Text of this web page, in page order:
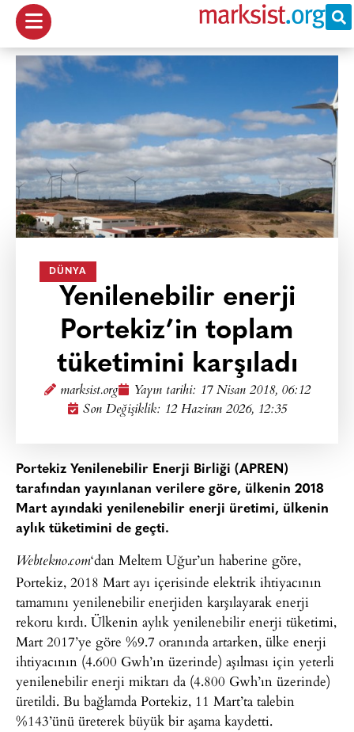
DÜNYA
Yenilenebilir enerji
Portekiz’in toplam
tüketimini karşıladı
marksist.org Yayın tarihi: 17 Nisan 2018, 06:12
Son Değişiklik: 12 Haziran 2026, 12:35
Portekiz Yenilenebilir Enerji Birliği (APREN)
tarafından yayınlanan verilere göre, ülkenin 2018
Mart ayındaki yenilenebilir enerji üretimi, ülkenin
aylık tüketimini de geçti.
Webtekno.com‘dan Meltem Uğur’un haberine göre,
Portekiz, 2018 Mart ayı içerisinde elektrik ihtiyacının
tamamını yenilenebilir enerjiden karşılayarak enerji
rekoru kırdı. Ülkenin aylık yenilenebilir enerji tüketimi,
Mart 2017’ye göre %9.7 oranında artarken, ülke enerji
ihtiyacının (4.600 Gwh’ın üzerinde) aşılması için yeterli
yenilenebilir enerji miktarı da (4.800 Gwh’ın üzerinde)
üretildi. Bu bağlamda Portekiz, 11 Mart’ta talebin
%143’ünü üreterek büyük bir aşama kaydetti.